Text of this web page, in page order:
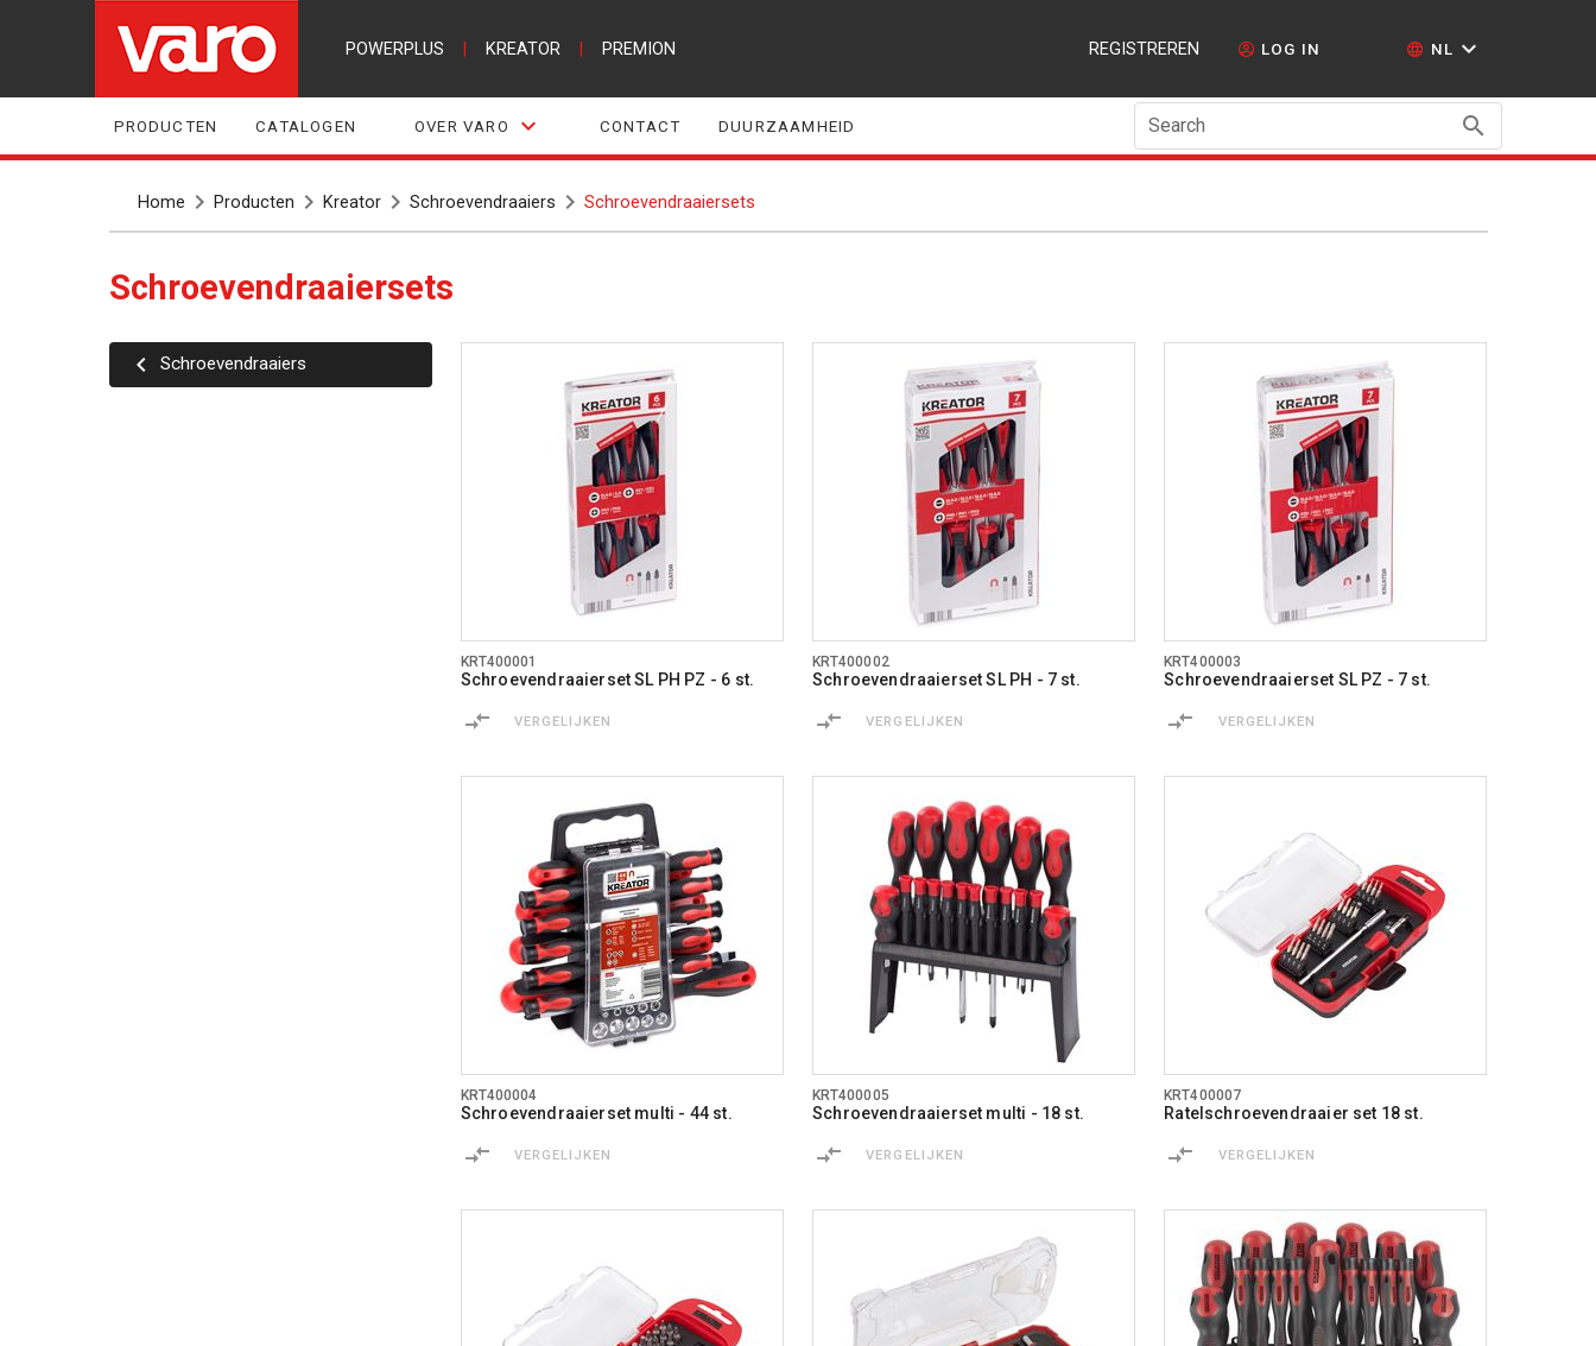
POWERPLUS KREATOR PREMION REGISTREREN LOG IN NL
PRODUCTEN CATALOGEN OVER VARO CONTACT DUURZAAMHEID Search
Home Producten Kreator Schroevendraaiers Schroevendraaiersets
Schroevendraaiersets
Schroevendraaiers
KRT400001
Schroevendraaierset SL PH PZ - 6 st.
VERGELIJKEN
KRT400002
Schroevendraaierset SL PH - 7 st.
VERGELIJKEN
KRT400003
Schroevendraaierset SL PZ - 7 st.
VERGELIJKEN
KRT400004
Schroevendraaierset multi - 44 st.
VERGELIJKEN
KRT400005
Schroevendraaierset multi - 18 st.
VERGELIJKEN
KRT400007
Ratelschroevendraaier set 18 st.
VERGELIJKEN